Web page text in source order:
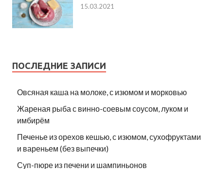
15.03.2021
ПОСЛЕДНИЕ ЗАПИСИ
Овсяная каша на молоке, с изюмом и морковью
Жареная рыба с винно-соевым соусом, луком и
имбирём
Печенье из орехов кешью, с изюмом, сухофруктами
и вареньем (без выпечки)
Суп-пюре из печени и шампиньонов